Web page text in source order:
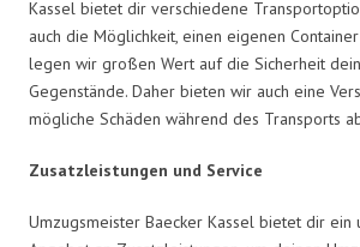
Kassel bietet dir verschiedene
auch die Möglichkeit, einen eigenen
legen wir großen Wert auf die Sicherheit
Gegenstände. Daher bieten wir auch eine
mögliche Schäden während des Transports
Zusatzleistungen und Service
Umzugsmeister Baecker Kassel bietet dir ein